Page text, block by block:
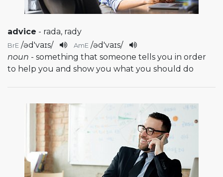
advice - rada, rady
BrE /əd'vaɪs/ AmE /əd'vaɪs/
noun - something that someone tells you in order
to help you and show you what you should do